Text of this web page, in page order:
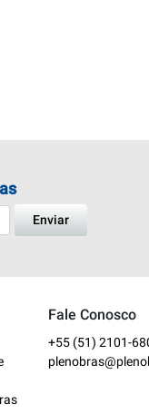
Enviar
Fale Conosco
+55 (51) 2101-